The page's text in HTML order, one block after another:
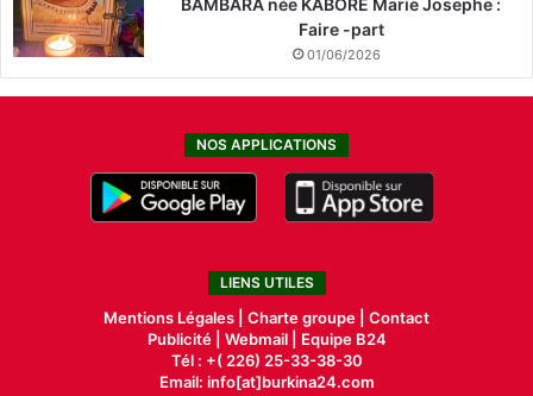
BAMBARA née KABORE Marie Josephe :
Faire -part
01/06/2026
NOS APPLICATIONS
LIENS UTILES
Mentions Légales | Charte groupe | Contact
Publicité| Webmail |
Equipe B24
Tél : +( 226) 25-33-38-30
Email: info[at]burkina24.com